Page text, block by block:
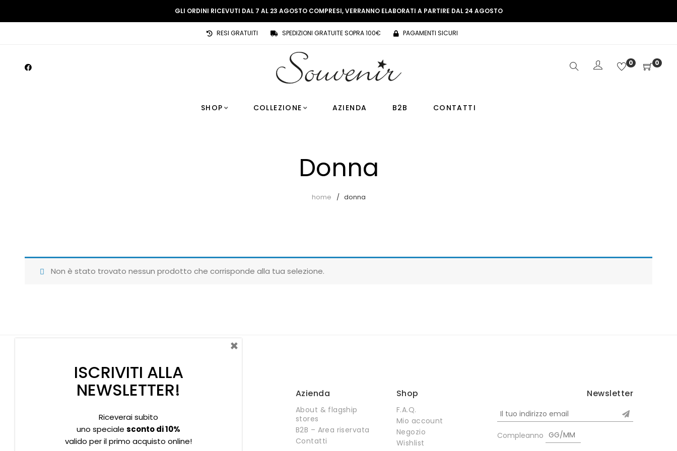
GLI ORDINI RICEVUTI DAL 7 AL 23 AGOSTO COMPRESI, VERRANNO ELABORATI A PARTIRE DAL 24 AGOSTO
RESI GRATUITI SPEDIZIONI GRATUITE SOPRA 100€ PAGAMENTI SICURI
0 0
SHOP COLLEZIONE AZIENDA B2B CONTATTI
Donna
home donna
Non è stato trovato nessun prodotto che corrisponde alla tua selezione.
Privacy policy Informativa Cookies
Azienda
About & flagship
stores
B2B – Area riservata
Contatti
Shop
F.A.Q.
Mio account
Negozio
Wishlist
Newsletter
Compleanno
ISCRIVITI ALLA
NEWSLETTER!
Riceverai subito
uno speciale sconto di 10%
valido per il primo acquisto online!
×